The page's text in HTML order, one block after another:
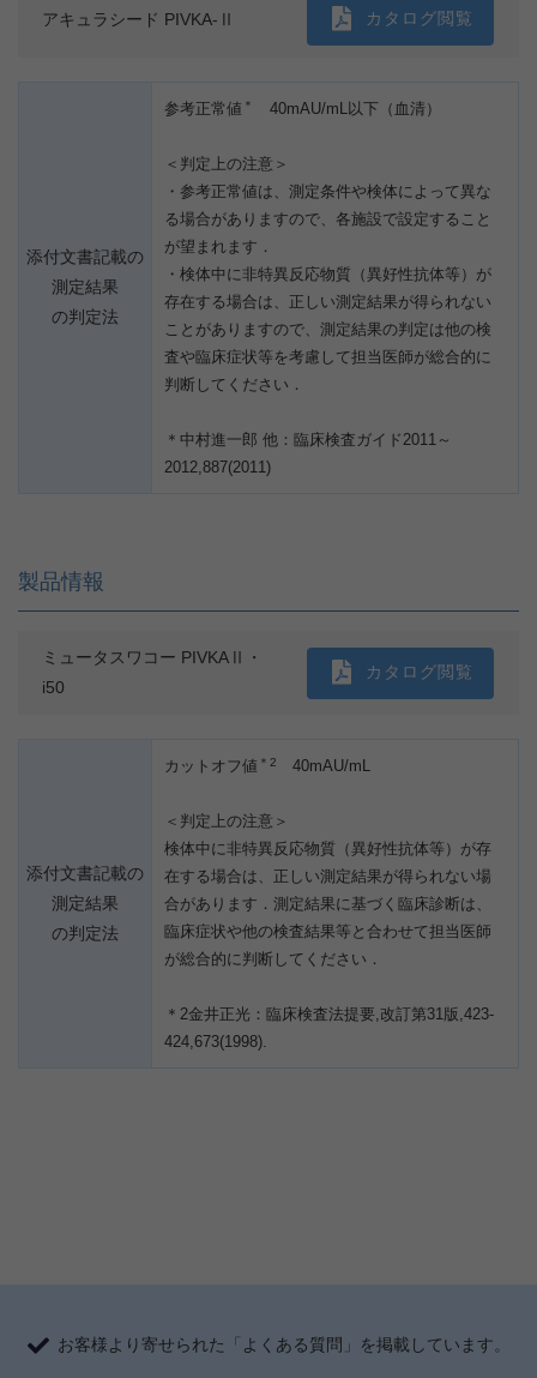
アキュラシード PIVKA-Ⅱ カタログ閲覧
添付文書記載の
測定結果
の判定法
参考正常値 ＊ 40mAU/mL以下（血清）
＜判定上の注意＞
・参考正常値は、測定条件や検体によって異な
る場合がありますので、各施設で設定すること
が望まれます．
・検体中に非特異反応物質（異好性抗体等）が
存在する場合は、正しい測定結果が得られない
ことがありますので、測定結果の判定は他の検
査や臨床症状等を考慮して担当医師が総合的に
判断してください．
＊中村進一郎 他：臨床検査ガイド2011～
2012,887(2011)
製品情報
ミュータスワコー PIVKAⅡ・
i50
カタログ閲覧
添付文書記載の
測定結果
の判定法
カットオフ値 ＊2 40mAU/mL
＜判定上の注意＞
検体中に非特異反応物質（異好性抗体等）が存
在する場合は、正しい測定結果が得られない場
合があります．測定結果に基づく臨床診断は、
臨床症状や他の検査結果等と合わせて担当医師
が総合的に判断してください．
＊2金井正光：臨床検査法提要,改訂第31版,423-
424,673(1998).
お客様より寄せられた「よくある質問」を掲載しています。